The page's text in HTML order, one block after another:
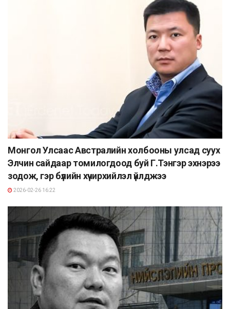
Монгол Улсаас Австралийн холбооны улсад суух
Элчин сайдаар томилогдоод буй Г.Тэнгэр эхнэрээ
зодож, гэр бүлийн хүчирхийлэл үйлджээ
2026-02-26 16:22